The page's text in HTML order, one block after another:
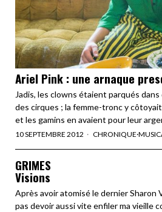
Ariel Pink : une arnaque
Jadis, les clowns étaient parqués dans
des cirques ; la femme-tronc y
et les gamins en avaient pour leur
10 SEPTEMBRE 2012 CHRONIQUE·
GRIMES
Visions
Après avoir atomisé le dernier Sharon
pas devoir aussi vite enfiler ma vieille